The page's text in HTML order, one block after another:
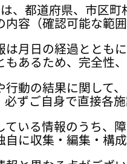
、都道府県、市区
容（確認可能な範
は月日の経過ととも
あるため、完全性
動の結果に関して
ずご自身で直接各
ている情報のうち、
に収集・編集・構